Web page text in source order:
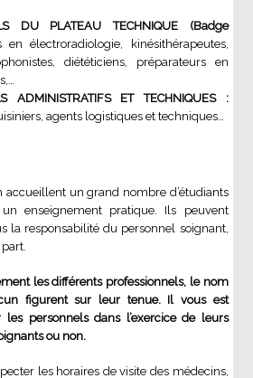
DU PLATEAU TECHNIQUE (Badge
en électroradiologie, kinésithérapeutes,
diététiciens, préparateurs en
ADMINISTRATIFS ET TECHNIQUES :
agents logistiques et techniques…
accueillent un grand nombre d’étudiants
enseignement pratique. Ils peuvent
la responsabilité du personnel soignant,
les différents professionnels, le nom
figurent sur leur tenue. Il vous est
personnels dans l’exercice de leurs
ou non.
les horaires de visite des médecins,